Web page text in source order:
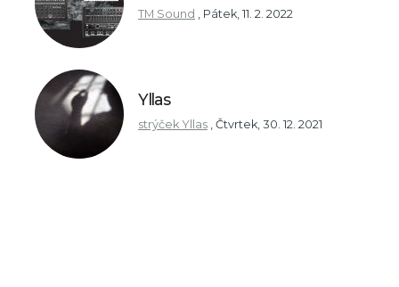
TM Sound Pátek, 11. 2. 2022
Yllas
strýček Yllas Čtvrtek, 30. 12. 2021